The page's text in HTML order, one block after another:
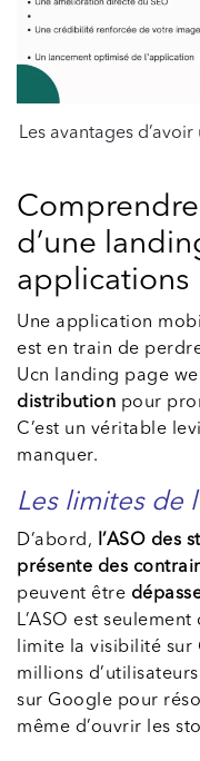
Les avantages
d’une
applications
Une application
est en train de
Ucn landing page
distribution pour
C’est un véritable
manquer.
Les limites de
D’abord,
l’ASO des
présente des
peuvent être
L’ASO est
limite la visibilité sur
millions
sur Google pour
même d’ouvrir les